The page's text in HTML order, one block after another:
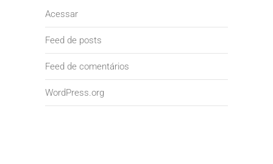
Acessar
Feed de posts
Feed de comentários
WordPress.org